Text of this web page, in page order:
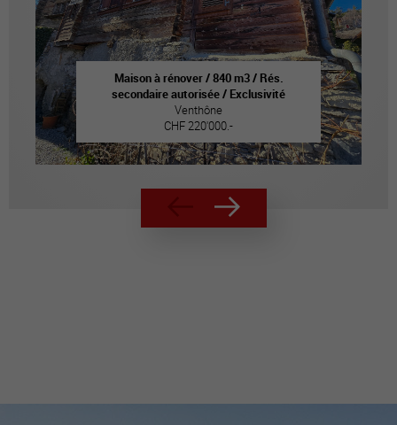
Maison à rénover / 840 m3 / Rés.
secondaire autorisée / Exclusivité
Venthône
CHF 220'000.-